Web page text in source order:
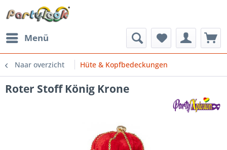
Menü
Naar overzicht Hüte & Kopfbedeckungen
Roter Stoff König Krone